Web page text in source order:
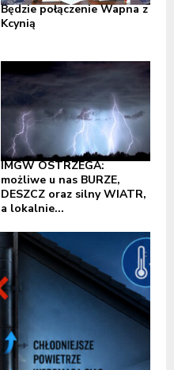
Będzie połączenie Wapna z
Kcynią
IMGW OSTRZEGA:
możliwe u nas BURZE,
DESZCZ oraz silny WIATR,
a lokalnie...